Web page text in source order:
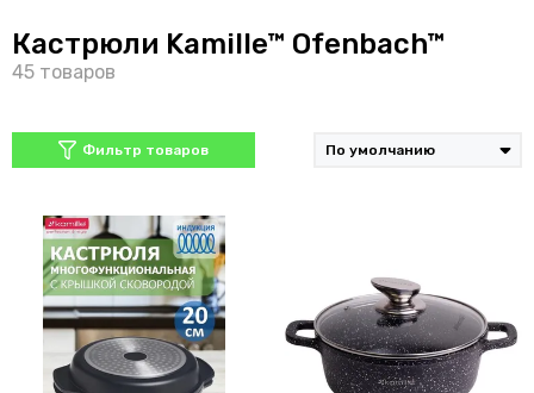
Кастрюли Kamille™ Ofenbach™
Фильтр товаров